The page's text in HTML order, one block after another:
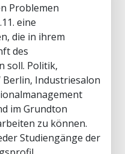
Problemen
eine
die in ihrem
des
soll. Politik,
Industriesalon
im Grundton
zu können.
Studiengänge der